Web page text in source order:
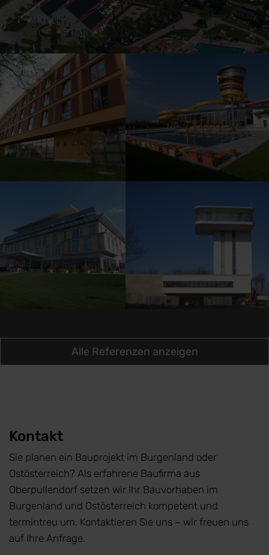
Alle Referenzen anzeigen
Kontakt
Sie planen ein Bauprojekt im Burgenland oder
Ostösterreich? Als erfahrene Baufirma aus
Oberpullendorf setzen wir Ihr Bauvorhaben im
Burgenland und Ostösterreich kompetent und
termintreu um. Kontaktieren Sie uns – wir freuen uns
auf Ihre Anfrage.